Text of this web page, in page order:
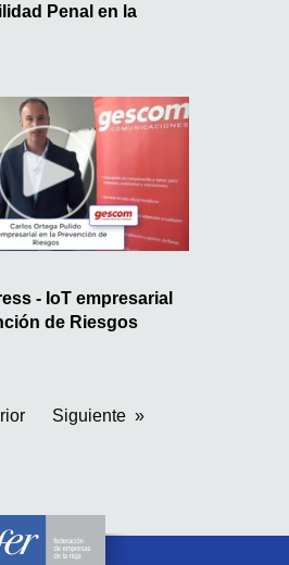
Penal en la
- IoT empresarial
de Riesgos
Siguiente